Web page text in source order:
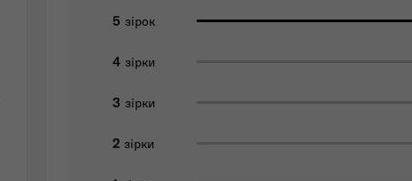
5 зірок
4 зірки
3 зірки
2 зірки